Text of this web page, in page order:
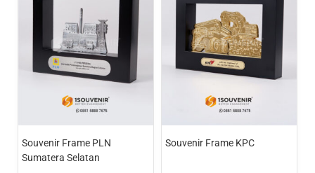
Souvenir Frame PLN
Sumatera Selatan
Souvenir Frame KPC